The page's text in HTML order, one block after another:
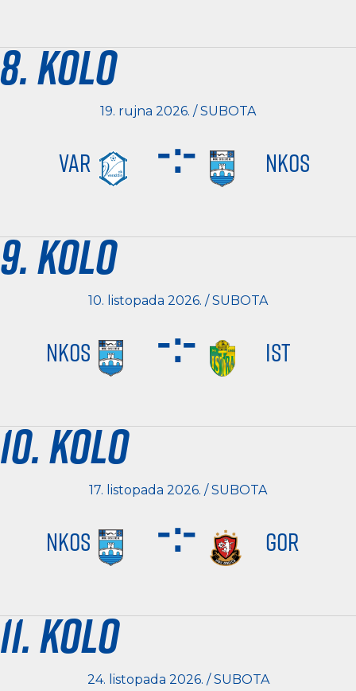
8. kolo
19. rujna 2026. / SUBOTA
VAR -:- NKOS
9. kolo
10. listopada 2026. / SUBOTA
NKOS -:- IST
10. kolo
17. listopada 2026. / SUBOTA
NKOS -:- GOR
11. kolo
24. listopada 2026. / SUBOTA